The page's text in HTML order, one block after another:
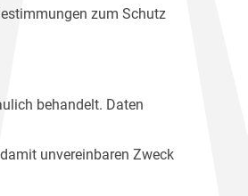
zum Schutz
behandelt. Daten
unvereinbaren Zweck